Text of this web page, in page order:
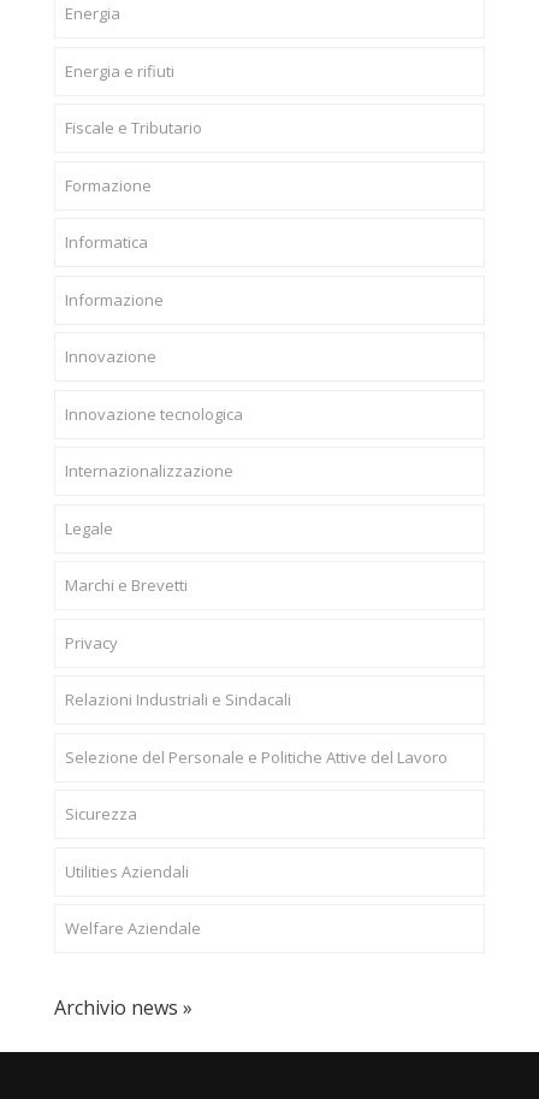
Energia
Energia e rifiuti
Fiscale e Tributario
Formazione
Informatica
Informazione
Innovazione
Innovazione tecnologica
Internazionalizzazione
Legale
Marchi e Brevetti
Privacy
Relazioni Industriali e Sindacali
Selezione del Personale e Politiche Attive del Lavoro
Sicurezza
Utilities Aziendali
Welfare Aziendale
Archivio news »